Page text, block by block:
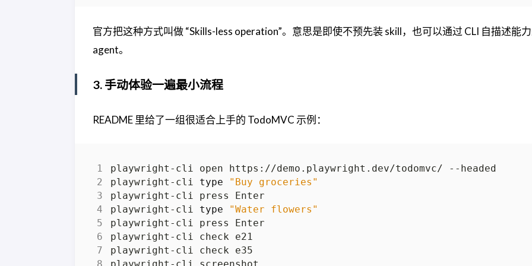
官方把这种方式叫做 “Skills-less operation”。意思是即使不预先装 skill，也可以通过 CLI 自描述能
agent。
3. 手动体验一遍最小流程
README 里给了一组很适合上手的 TodoMVC 示例：
playwright-cli type
"Buy groceries"
playwright-cli type
"Water flowers"